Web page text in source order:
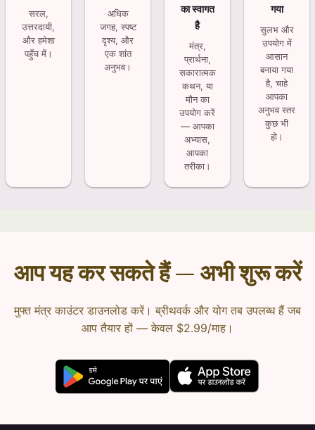
सरल,
उत्तरदायी,
और हमेशा
पहुँच में।
अधिक
जगह, स्पष्ट
दृश्य, और
एक शांत
अनुभव।
का स्वागत
है
मंत्र,
प्रार्थना,
सकारात्मक
कथन, या
मौन का
उपयोग करें
— आपका
अभ्यास,
आपका
तरीका।
गया
सुलभ और
उपयोग में
आसान
बनाया गया
है, चाहे
आपका
अनुभव स्तर
कुछ भी
हो।
आप यह कर सकते हैं — अभी शुरू करें
मुफ्त मंत्र काउंटर डाउनलोड करें। ब्रीथवर्क और योग तब उपलब्ध हैं जब
आप तैयार हों — केवल $2.99/माह।